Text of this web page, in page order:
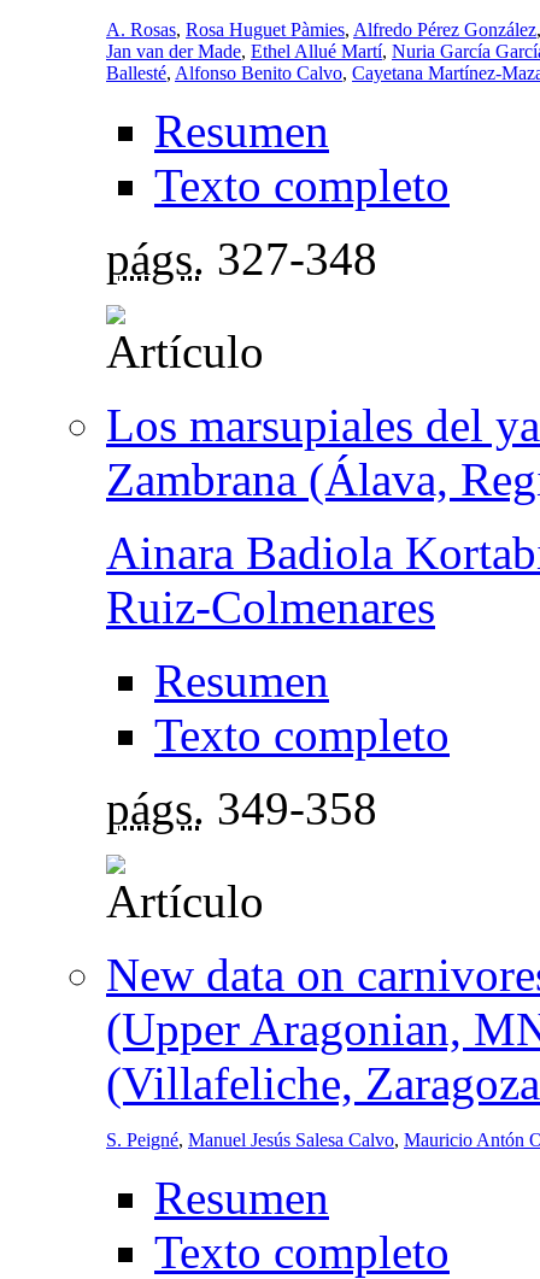
A. Rosas, Rosa Huguet Pàmies, Alfredo Pérez González
Jan van der Made, Ethel Allué Martí, Nuria García
Ballesté, Alfonso Benito Calvo, Cayetana Martínez-
Resumen
Texto completo
págs. 327-348
Los marsupiales del
Zambrana (Álava,
Ainara Badiola
Ruiz-Colmenares
Resumen
Texto completo
págs. 349-358
New data on
(Upper Aragonian,
(Villafeliche,
S. Peigné, Manuel Jesús Salesa Calvo, Mauricio Antón
Resumen
Texto completo